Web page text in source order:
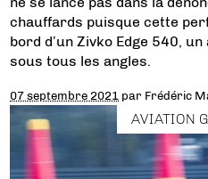
chauffards puisque cette
bord d’un Zivko Edge 540,
sous tous les angles.
07 septembre 2021 par Frédéric
AVIATION